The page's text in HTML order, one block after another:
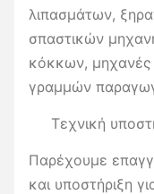
λιπασμάτων,
σπαστικών
κόκκων, μηχανές
γραμμών
Τεχνική
Παρέχουμε
και υποστήριξη